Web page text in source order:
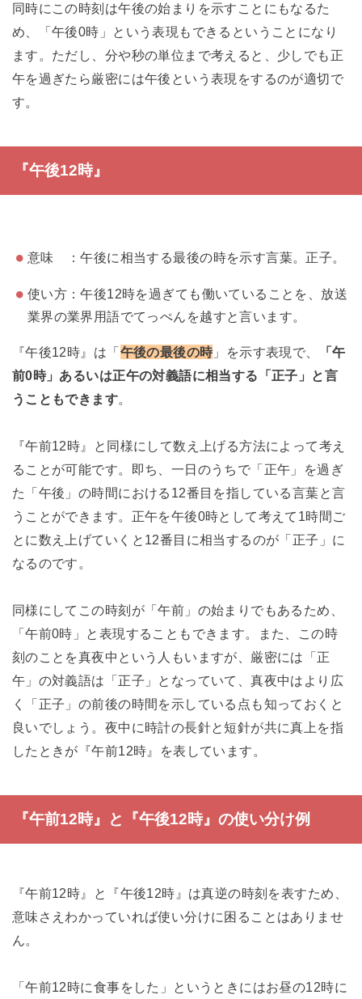
同時にこの時刻は午後の始まりを示すことにもなるた
め、「午後0時」という表現もできるということになり
ます。ただし、分や秒の単位まで考えると、少しでも正
午を過ぎたら厳密には午後という表現をするのが適切で
す。
『午後12時』
意味 ：午後に相当する最後の時を示す言葉。正子。
使い方：午後12時を過ぎても働いていることを、放送
業界の業界用語でてっぺんを越すと言います。
『午後12時』は「午後の最後の時」を示す表現で、
「午
前0時」あるいは正午の対義語に相当する「正子」と言
うこともできます。
『午前12時』と同様にして数え上げる方法によって考え
ることが可能です。即ち、一日のうちで「正午」を過ぎ
た「午後」の時間における12番目を指している言葉と言
うことができます。正午を午後0時として考えて1時間ご
とに数え上げていくと12番目に相当するのが「正子」に
なるのです。
同様にしてこの時刻が「午前」の始まりでもあるため、
「午前0時」と表現することもできます。また、この時
刻のことを真夜中という人もいますが、厳密には「正
午」の対義語は「正子」となっていて、真夜中はより広
く「正子」の前後の時間を示している点も知っておくと
良いでしょう。夜中に時計の長針と短針が共に真上を指
したときが『午前12時』を表しています。
『午前12時』と『午後12時』の使い分け例
『午前12時』と『午後12時』は真逆の時刻を表すため、
意味さえわかっていれば使い分けに困ることはありませ
ん。
「午前12時に食事をした」というときにはお昼の12時に